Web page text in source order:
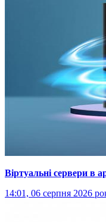
Віртуальні сервери в
14:01, 06 серпня 2026